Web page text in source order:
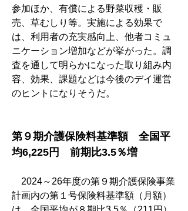
参加ほか、有償による野菜収穫・販
売、草むしり等。実施による効果で
は、利用者の充実感向上、他者コミュ
ニケーション増加などが挙がった。調
査を通して明らかになった取り組み内
容、効果、課題などは今後のデイ運営
のヒントになりそうだ。
第９期介護保険料基準額　全国平
均6,225円　前期比3.5％増
2024～26年度の第９期介護保険事業
計画内の第１号保険料基準額（月額）